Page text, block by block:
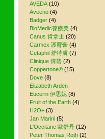
AVEDA (10)
Aveeno (4)
Badger (4)
BioMedic葆療美 (4)
Canus 肯拿士 (20)
Carmex 護脣膏 (4)
Cetaphil 舒特膚 (7)
Clinique 倩碧 (2)
Coppertone® (15)
Dove (8)
Elizabeth Arden
Eucerin 伊思妮 (8)
Fruit of the Earth (4)
H2O+ (3)
Jan Marini (5)
L'Occitane 歐舒丹 (12)
Peter Thomas Roth (2)